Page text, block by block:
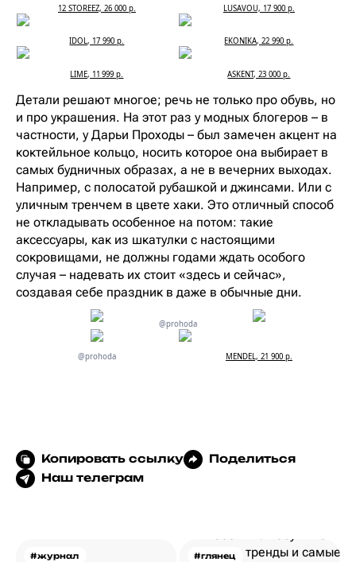
12 STOREEZ, 26 000 р. LUSAVOU, 17 900 р.
IDOL, 17 990 р. EKONIKA, 22 990 р.
LIME, 11 999 р. ASKENT, 23 000 р.
Детали решают многое; речь не только про обувь, но
и про украшения. На этот раз у модных блогеров – в
частности, у Дарьи Проходы – был замечен акцент на
коктейльное кольцо, носить которое она выбирает в
самых будничных образах, а не в вечерних выходах.
Например, с полосатой рубашкой и джинсами. Или с
уличным тренчем в цвете хаки. Это отличный способ
не откладывать особенное на потом: такие
аксессуары, как из шкатулки с настоящими
сокровищами, не должны годами ждать особого
случая – надевать их стоит «здесь и сейчас»,
создавая себе праздник в даже в обычные дни.
@prohoda
@prohoda MENDEL, 21 900 р.
Копировать ссылку
Поделиться
Наш телеграм
#журнал #глянец